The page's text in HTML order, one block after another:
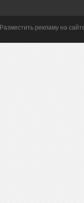
Разместить рекламу на